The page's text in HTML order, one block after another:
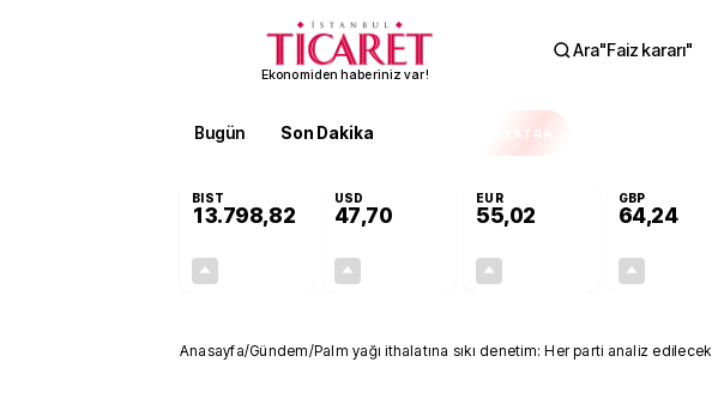
Ekonomiden haberiniz var!
Ara"Faiz kararı"
Bugün Son Dakika EKSTRA
BIST
13.798,82
USD
47,70
EUR
55,02
GBP
64,24
Anasayfa/Gündem/Palm yağı ithalatına sıkı denetim: Her parti analiz edilecek